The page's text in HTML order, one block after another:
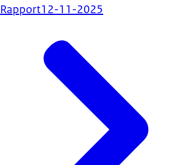
Rapport12-11-2025